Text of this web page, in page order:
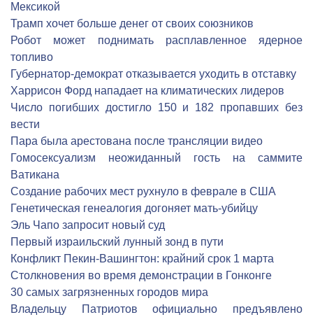
Мексикой
Трамп хочет больше денег от своих союзников
Робот может поднимать расплавленное ядерное
топливо
Губернатор-демократ отказывается уходить в отставку
Харрисон Форд нападает на климатических лидеров
Число погибших достигло 150 и 182 пропавших без
вести
Пара была арестована после трансляции видео
Гомосексуализм неожиданный гость на саммите
Ватикана
Создание рабочих мест рухнуло в феврале в США
Генетическая генеалогия догоняет мать-убийцу
Эль Чапо запросит новый суд
Первый израильский лунный зонд в пути
Конфликт Пекин-Вашингтон: крайний срок 1 марта
Столкновения во время демонстрации в Гонконге
30 самых загрязненных городов мира
Владельцу Патриотов официально предъявлено